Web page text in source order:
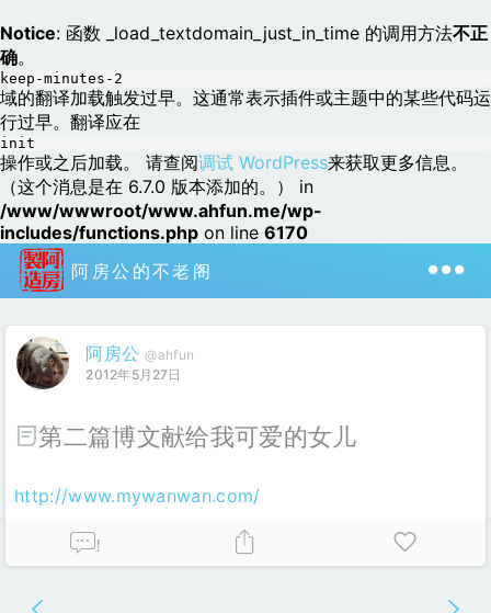
Notice: 函数 _load_textdomain_just_in_time 的调用方法不正
确。
keep-minutes-2
域的翻译加载触发过早。这通常表示插件或主题中的某些代码运
行过早。翻译应在
init
操作或之后加载。 请查阅调试 WordPress来获取更多信息。
（这个消息是在 6.7.0 版本添加的。） in
/www/wwwroot/www.ahfun.me/wp-
includes/functions.php on line 6170
阿房公的不老阁
阿房公 @ahfun
2012年5月27日
第二篇博文献给我可爱的女儿
http://www.mywanwan.com/
!